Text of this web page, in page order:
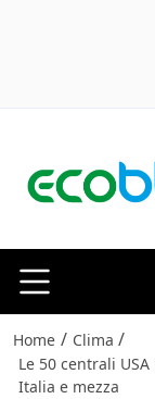
Home / Clima /
Le 50 centrali
Italia e mezza